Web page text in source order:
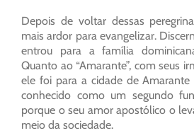
Depois de voltar dessas
mais ardor para evangelizar.
entrou para a família
Quanto ao “Amarante”, com seus
ele foi para a cidade de
conhecido como um segundo
porque o seu amor apostólico o
meio da sociedade.